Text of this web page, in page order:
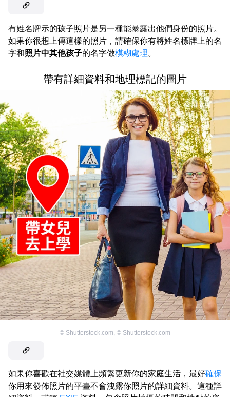
有姓名牌示的孩子照片是另一種能暴露出他們身份的照片。
如果你很想上傳這樣的照片，請確保你有將姓名標牌上的名
字和照片中其他孩子的名字做模糊處理。
帶有詳細資料和地理標記的圖片
© Shutterstock.com © Shutterstock.com
如果你喜歡在社交媒體上頻繁更新你的家庭生活，最好確保
你用來發佈照片的平臺不會洩露你照片的詳細資料。這種詳